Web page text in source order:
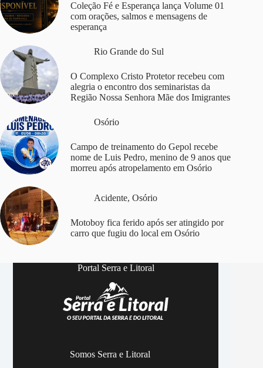
Coleção Fé e Esperança lança Volume 01
com orações, salmos e mensagens de
esperança
Rio Grande do Sul
O Complexo Cristo Protetor recebeu com
alegria o encontro dos seminaristas da
Região Nossa Senhora Mãe dos Imigrantes
Osório
Campo de treinamento do Gepol recebe
nome de Luis Pedro, menino de 9 anos que
morreu após atropelamento em Osório
Acidente, Osório
Motoboy fica ferido após ser atingido por
carro que fugiu do local em Osório
Portal Serra e Litoral
Somos Serra e Litoral